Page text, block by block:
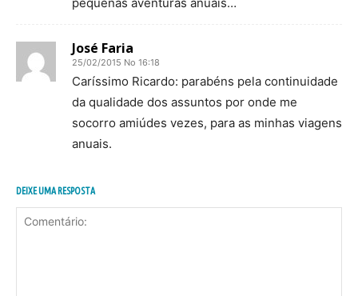
José Faria
25/02/2015 No 16:18
Caríssimo Ricardo: parabéns pela continuidade
da qualidade dos assuntos por onde me
socorro amiúdes vezes, para as minhas viagens
anuais.
DEIXE UMA RESPOSTA